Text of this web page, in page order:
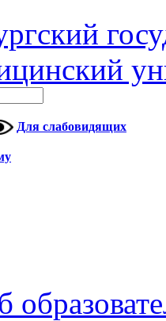
Для слабовидящих